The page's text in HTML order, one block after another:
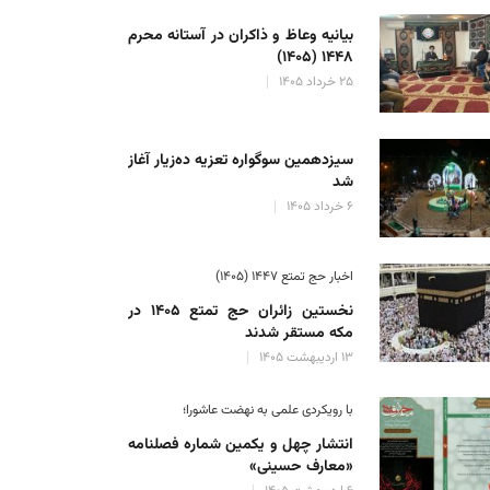
بنیاد بین المللی عاشوراء اعلام شد؛
بیانیه وعاظ و ذاکران در آستانه محرم
۱۴۴۸ (۱۴۰۵)
۲۵ خرداد ۱۴۰۵
سیزدهمین سوگواره تعزیه ده‌زیار آغاز
شد
۶ خرداد ۱۴۰۵
اخبار حج تمتع ۱۴۴۷ (۱۴۰۵)
نخستین زائران حج تمتع ۱۴۰۵ در
مکه مستقر شدند
۱۳ اردیبهشت ۱۴۰۵
با رویکردی علمی به نهضت عاشورا؛
انتشار چهل و یکمین شماره فصلنامه
«معارف حسینی»